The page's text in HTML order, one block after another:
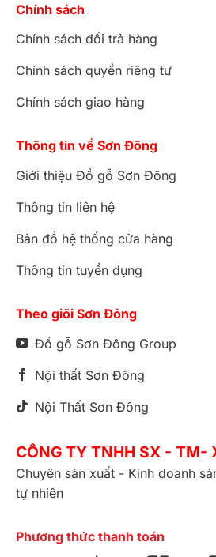
Chính sách
Chính sách đổi trả hàng
Chính sách quyền riêng tư
Chính sách giao hàng
Thông tin về Sơn Đông
Giới thiệu Đồ gỗ Sơn Đông
Thông tin liên hệ
Bản đồ hệ thống cửa hàng
Thông tin tuyển dụng
Theo giõi Sơn Đông
Đồ gỗ Sơn Đông Group
Nội thất Sơn Đông
Nội Thất Sơn Đông
CÔNG TY TNHH SX - TM-
Chuyên sản xuất - Kinh doanh
tự nhiên
Phương thức thanh toán